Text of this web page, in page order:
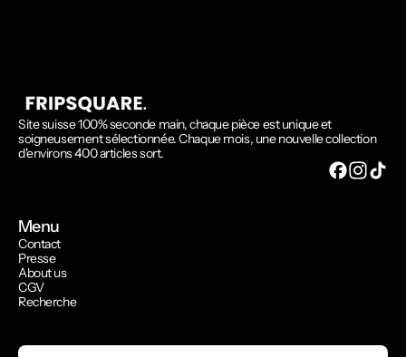
Site suisse 100% seconde main, chaque pièce est unique et
soigneusement sélectionnée. Chaque mois, une nouvelle collection
d'environs 400 articles sort.
Menu
Contact
Presse
About us
CGV
Recherche